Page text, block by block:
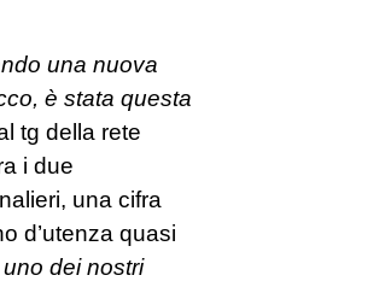
una nuova
è stata questa
tg della rete
i due
una cifra
d’utenza quasi
uno dei nostri